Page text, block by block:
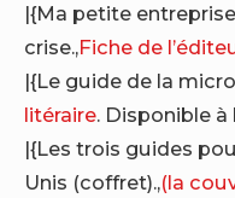
|{Ma petite
crise.,Fiche de
|{Le guide de la
litéraire. Disponible à
|{Les trois guides
Unis (coffret).,(la